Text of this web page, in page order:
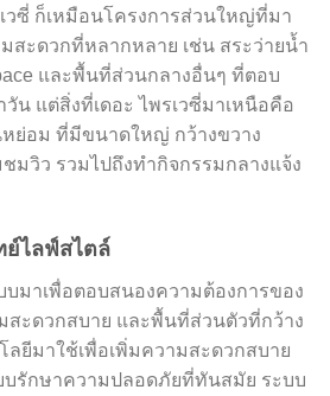
วซี่ ก็เหมือนโครงการส่วนใหญ่ที่มา
สะดวกที่หลากหลาย เช่น สระว่ายน้ำ
และพื้นที่ส่วนกลางอื่นๆ ที่ตอบ
น แต่สิ่งที่เดอะ ไพรเวซี่มาเหนือคือ
หย่อม ที่มีขนาดใหญ่ กว้างขวาง
มวิว รวมไปถึงทำกิจกรรมกลางแจ้ง
ไลฟ์สไตล์
มาเพื่อตอบสนองความต้องการของ
สะดวกสบาย และพื้นที่ส่วนตัวที่กว้าง
ลยีมาใช้เพื่อเพิ่มความสะดวกสบาย
บรักษาความปลอดภัยที่ทันสมัย ระบบ